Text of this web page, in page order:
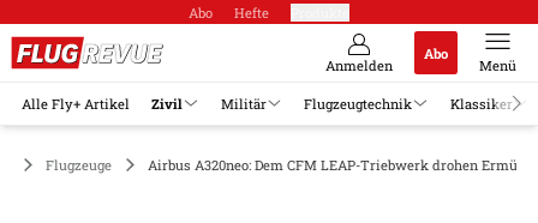
Abo Hefte
Anmelden
Abo
Menü
Alle Fly+ Artikel Zivil Militär Flugzeugtechnik Klassiker
Flugzeuge Airbus A320neo: Dem CFM LEAP-Triebwerk drohen